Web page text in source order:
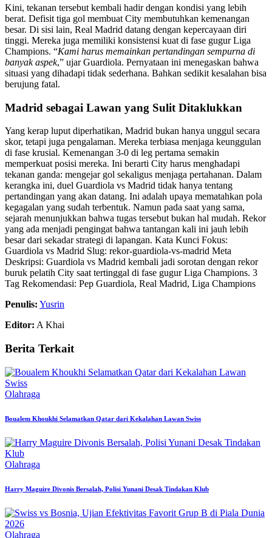
Kini, tekanan tersebut kembali hadir dengan kondisi yang lebih
berat. Defisit tiga gol membuat City membutuhkan kemenangan
besar. Di sisi lain, Real Madrid datang dengan kepercayaan diri
tinggi. Mereka juga memiliki konsistensi kuat di fase gugur Liga
Champions. “Kami harus memainkan pertandingan sempurna di
banyak aspek,” ujar Guardiola. Pernyataan ini menegaskan bahwa
situasi yang dihadapi tidak sederhana. Bahkan sedikit kesalahan bisa
berujung fatal.
Madrid sebagai Lawan yang Sulit Ditaklukkan
Yang kerap luput diperhatikan, Madrid bukan hanya unggul secara
skor, tetapi juga pengalaman. Mereka terbiasa menjaga keunggulan
di fase krusial. Kemenangan 3-0 di leg pertama semakin
memperkuat posisi mereka. Ini berarti City harus menghadapi
tekanan ganda: mengejar gol sekaligus menjaga pertahanan. Dalam
kerangka ini, duel Guardiola vs Madrid tidak hanya tentang
pertandingan yang akan datang. Ini adalah upaya mematahkan pola
kegagalan yang sudah terbentuk. Namun pada saat yang sama,
sejarah menunjukkan bahwa tugas tersebut bukan hal mudah. Rekor
yang ada menjadi pengingat bahwa tantangan kali ini jauh lebih
besar dari sekadar strategi di lapangan. Kata Kunci Fokus:
Guardiola vs Madrid Slug: rekor-guardiola-vs-madrid Meta
Deskripsi: Guardiola vs Madrid kembali jadi sorotan dengan rekor
buruk pelatih City saat tertinggal di fase gugur Liga Champions. 3
Tag Rekomendasi: Pep Guardiola, Real Madrid, Liga Champions
Penulis: Yusrin
Editor: A Khai
Berita Terkait
Olahraga
Boualem Khoukhi Selamatkan Qatar dari Kekalahan Lawan Swiss
Olahraga
Harry Maguire Divonis Bersalah, Polisi Yunani Desak Tindakan Klub
Olahraga